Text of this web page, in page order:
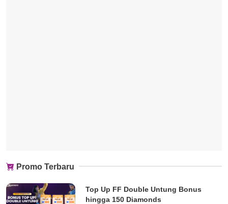
Promo Terbaru
Top Up FF Double Untung Bonus
hingga 150 Diamonds